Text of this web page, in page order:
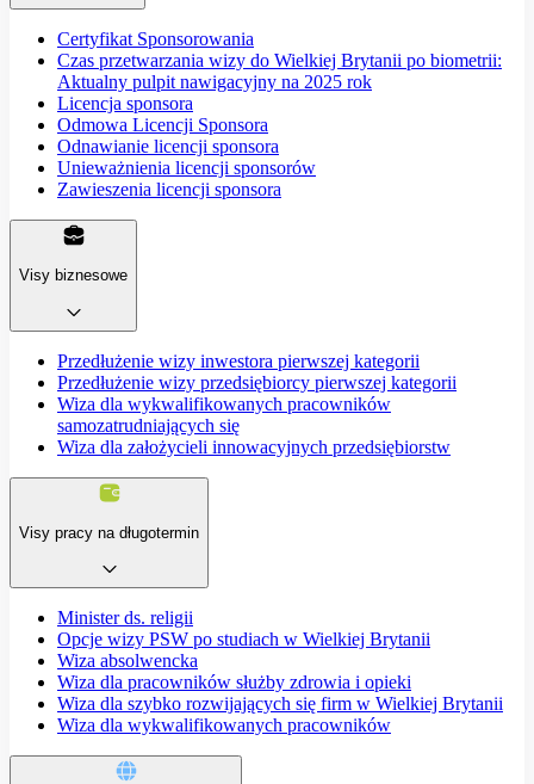
Certyfikat Sponsorowania
Czas przetwarzania wizy do Wielkiej Brytanii po biometrii:
Aktualny pulpit nawigacyjny na 2025 rok
Licencja sponsora
Odmowa Licencji Sponsora
Odnawianie licencji sponsora
Unieważnienia licencji sponsorów
Zawieszenia licencji sponsora
Visy biznesowe
Przedłużenie wizy inwestora pierwszej kategorii
Przedłużenie wizy przedsiębiorcy pierwszej kategorii
Wiza dla wykwalifikowanych pracowników
samozatrudniających się
Wiza dla założycieli innowacyjnych przedsiębiorstw
Visy pracy na długotermin
Minister ds. religii
Opcje wizy PSW po studiach w Wielkiej Brytanii
Wiza absolwencka
Wiza dla pracowników służby zdrowia i opieki
Wiza dla szybko rozwijających się firm w Wielkiej Brytanii
Wiza dla wykwalifikowanych pracowników